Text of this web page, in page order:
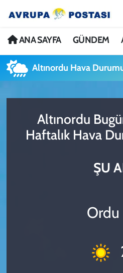
ANA SAYFA GÜNDEM
Altınordu Hava
Altınordu
Haftalık Hava
ŞU
Ordu
ANA SAYFA
GÜNDEM
AVRUPA
TÜRKİYE
Nöbetçi Eczaneler
Hava Durumu
Trafik Durumu
Avrupa Ligi Puan Durumu